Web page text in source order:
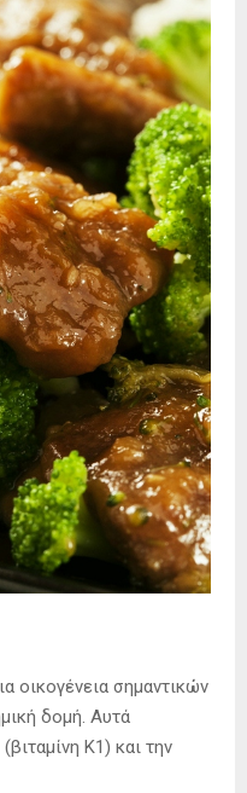
οικογένεια σημαντικών
δομή. Αυτά
Κ1) και την